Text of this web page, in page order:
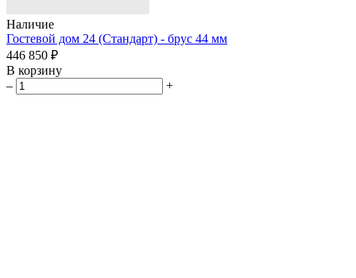
Наличие
Гостевой дом 24 (Стандарт) - брус 44 мм
446 850 ₽
В корзину
–
+